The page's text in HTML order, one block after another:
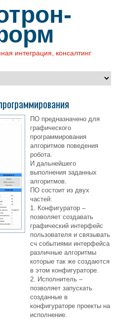
интеграция, консалтинг
ПО предназначено для
графического
программирования
алгоритмов поведения
робота.
И дальнейшего
выполнения заданных
алгоритмов.
ПО состоит из двух
частей:
1. Конфигуратор –
позволяет создавать
графический интерфейс
пользователя и связывать
сч событиями интерфейса
различные алгоритмы
которые так же создаются
в этом конфигураторе.
2. Исполнитель –
позволяет запускать
созданные в
конфигураторе проекты на
исполнение.